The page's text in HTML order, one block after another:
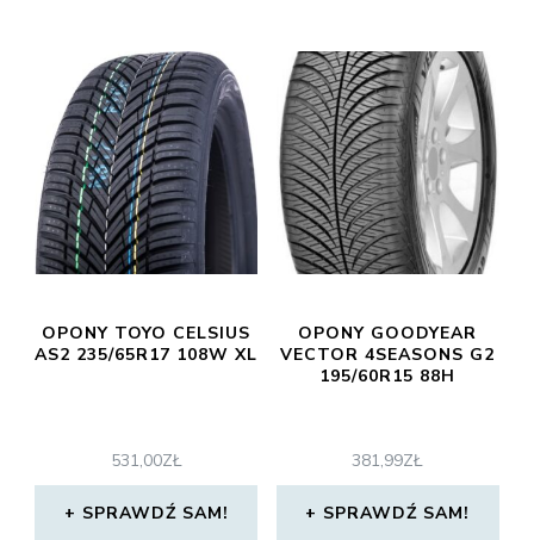
OPONY TOYO CELSIUS
AS2 235/65R17 108W XL
531,00ZŁ
SPRAWDŹ SAM!
OPONY GOODYEAR
VECTOR 4SEASONS G2
195/60R15 88H
381,99ZŁ
SPRAWDŹ SAM!